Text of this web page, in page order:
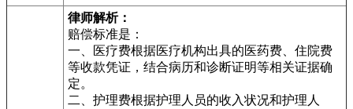
律师解析：
赔偿标准是：
一、医疗费根据医疗机构出具的医药费、住院费
等收款凭证，结合病历和诊断证明等相关证据确
定。
二、护理费根据护理人员的收入状况和护理人